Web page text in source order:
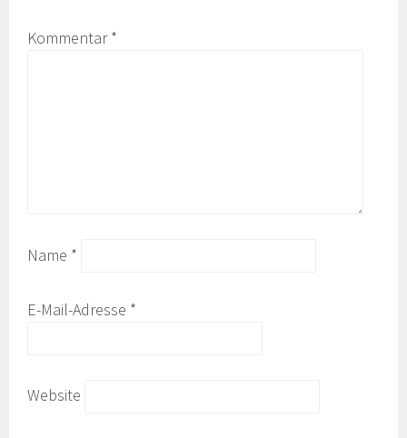
Kommentar*
Name *
E-Mail-Adresse *
Website